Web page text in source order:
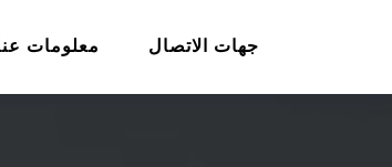
معلومات جهات الاتصال